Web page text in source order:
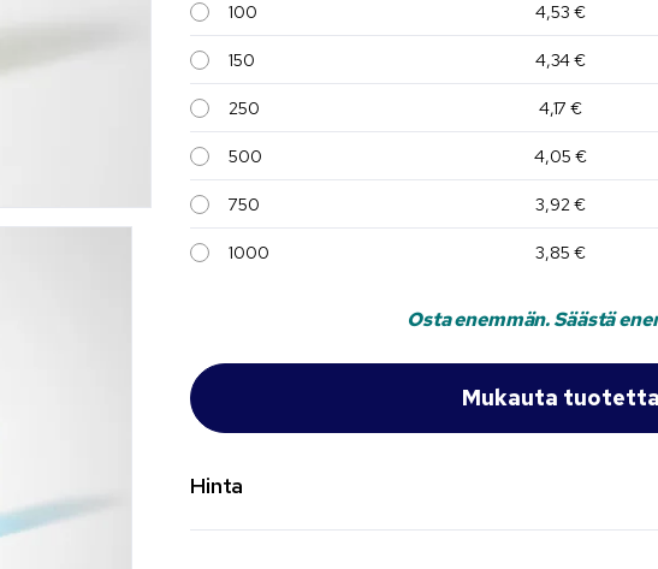
100 4,53 €
150 4,34 €
250 4,17 €
500 4,05 €
750 3,92 €
1000 3,85 €
Osta enemmän. Säästä
Hinta